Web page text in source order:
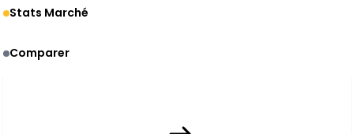
Stats Marché
Comparer